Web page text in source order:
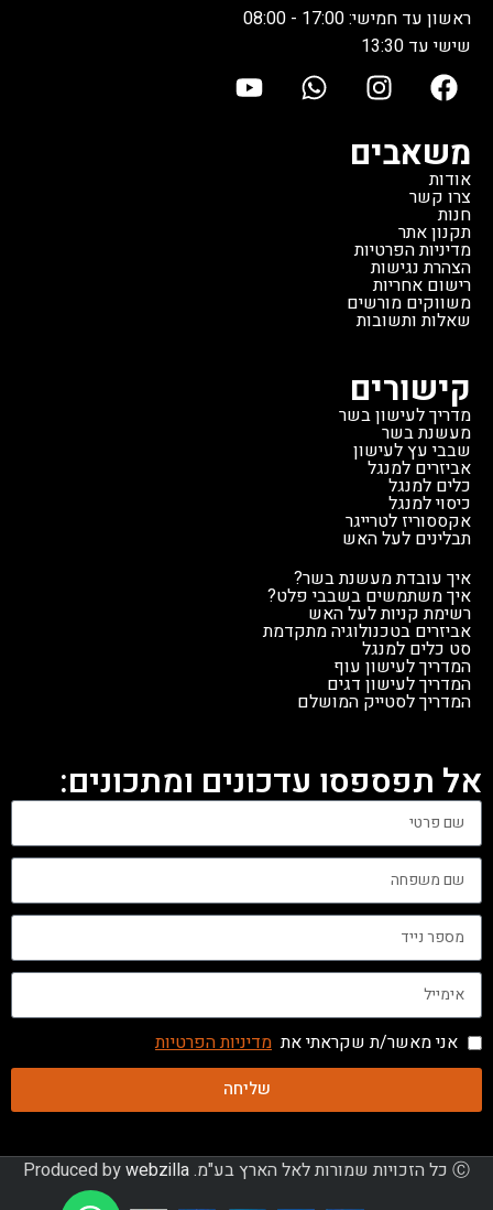
ראשון עד חמישי: 17:00 - 08:00
שישי עד 13:30
משאבים
אודות
צרו קשר
חנות
תקנון אתר
מדיניות הפרטיות
הצהרת נגישות
רישום אחריות
משווקים מורשים
שאלות ותשובות
קישורים
מדריך לעישון בשר
מעשנת בשר
שבבי עץ לעישון
אביזרים למנגל
כלים למנגל
כיסוי למנגל
אקססוריז לטרייגר
תבלינים לעל האש
איך עובדת מעשנת בשר?
איך משתמשים בשבבי פלט?
רשימת קניות לעל האש
אביזרים בטכנולוגיה מתקדמת
סט כלים למנגל
המדריך לעישון עוף
המדריך לעישון דגים
המדריך לסטייק המושלם
אל תפספסו עדכונים ומתכונים:
אני מאשר/ת שקראתי את מדיניות הפרטיות
שליחה
Ⓒ כל הזכויות שמורות לאל הארץ בע"מ. Produced by webzilla